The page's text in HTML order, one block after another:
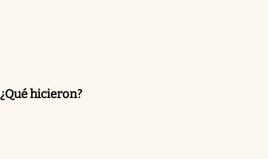
¿Qué hicieron?